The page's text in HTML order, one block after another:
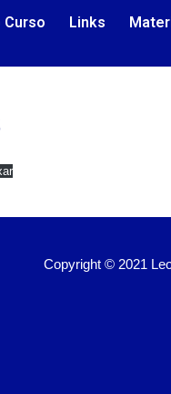
Curso Links
Copyright © 2021